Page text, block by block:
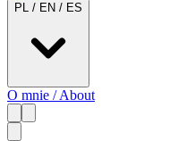
PL / EN / ES
O mnie / About